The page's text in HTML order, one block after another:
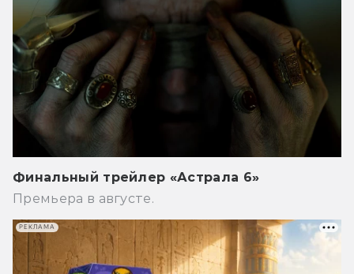
Финальный трейлер «Астрала 6»
Премьера в августе.
РЕКЛАМА